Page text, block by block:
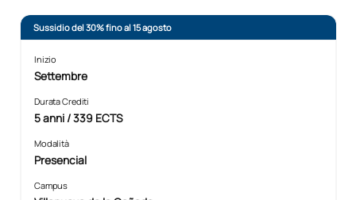
Sussidio del 30% fino al 15 agosto
Inizio
Settembre
Durata Crediti
5 anni / 339 ECTS
Modalità
Presencial
Campus